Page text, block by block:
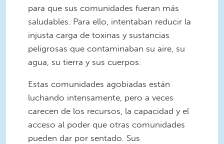
para que sus comunidades fueran más
saludables. Para ello, intentaban reducir la
injusta carga de toxinas y sustancias
peligrosas que contaminaban su aire, su
agua, su tierra y sus cuerpos.
Estas comunidades agobiadas están
luchando intensamente, pero a veces
carecen de los recursos, la capacidad y el
acceso al poder que otras comunidades
pueden dar por sentado. Sus